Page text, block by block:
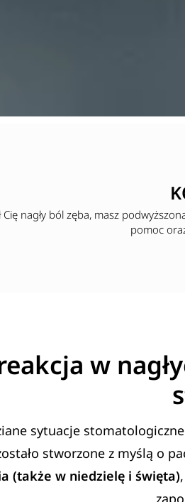
Cię nagły ból zęba, masz
pomoc
w
sytuacje
stworzone z myślą o
(także w niedzielę i święta)